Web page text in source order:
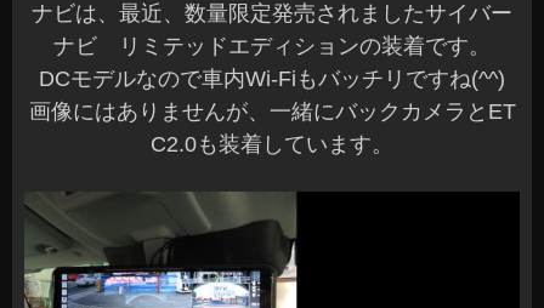
ナビは、最近、数量限定発売されましたサイバー
ナビ リミテッドエディションの装着です。
DCモデルなので車内Wi-Fiもバッチリですね(^^)
画像にはありませんが、一緒にバックカメラとET
C2.0も装着しています。